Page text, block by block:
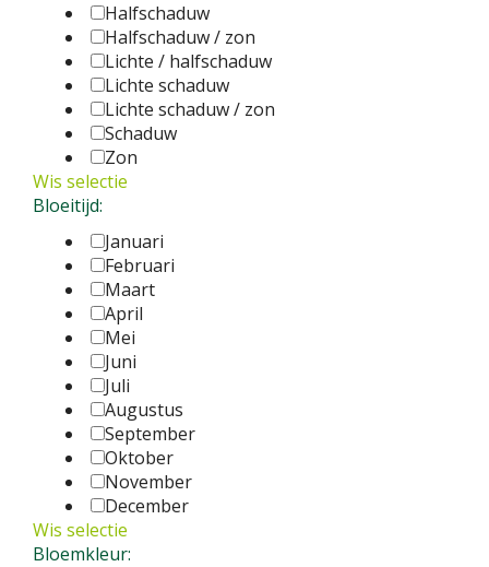
Halfschaduw
Halfschaduw / zon
Lichte / halfschaduw
Lichte schaduw
Lichte schaduw / zon
Schaduw
Zon
Wis selectie
Bloeitijd:
Januari
Februari
Maart
April
Mei
Juni
Juli
Augustus
September
Oktober
November
December
Wis selectie
Bloemkleur: